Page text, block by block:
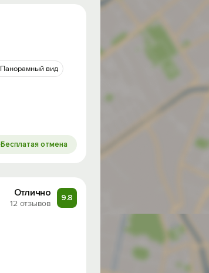
Панорамный вид
Бесплатая отмена
Отлично
12 отзывов
9.8